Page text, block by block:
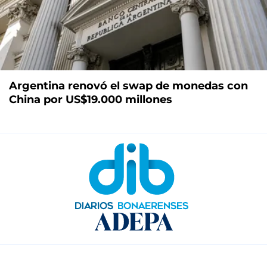
Argentina renovó el swap de monedas con
China por US$19.000 millones